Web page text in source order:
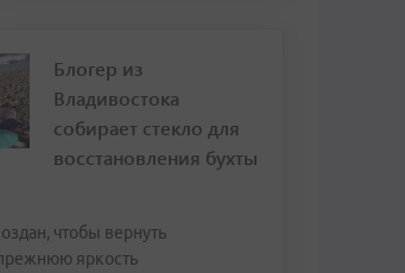
Блогер из
Владивостока
собирает стекло для
восстановления бухты
чтобы вернуть
яркость